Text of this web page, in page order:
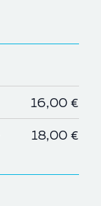
16,00 €
18,00 €